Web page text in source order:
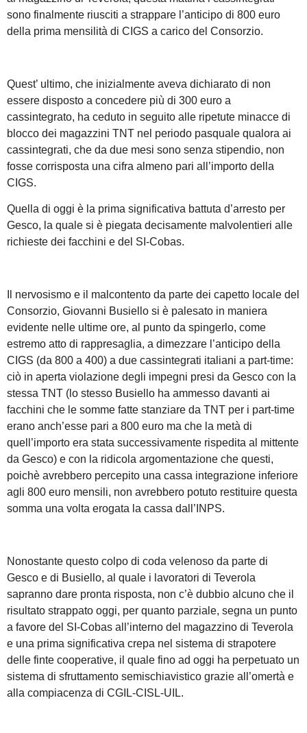
sono finalmente riusciti a strappare l’anticipo di 800 euro
della prima mensilità di CIGS a carico del Consorzio.
Quest’ ultimo, che inizialmente aveva dichiarato di non
essere disposto a concedere più di 300 euro a
cassintegrato, ha ceduto in seguito alle ripetute minacce di
blocco dei magazzini TNT nel periodo pasquale qualora ai
cassintegrati, che da due mesi sono senza stipendio, non
fosse corrisposta una cifra almeno pari all’importo della
CIGS.
Quella di oggi è la prima significativa battuta d’arresto per
Gesco, la quale si è piegata decisamente malvolentieri alle
richieste dei facchini e del SI-Cobas.
Il nervosismo e il malcontento da parte dei capetto locale del
Consorzio, Giovanni Busiello si è palesato in maniera
evidente nelle ultime ore, al punto da spingerlo, come
estremo atto di rappresaglia, a dimezzare l’anticipo della
CIGS (da 800 a 400) a due cassintegrati italiani a part-time:
ciò in aperta violazione degli impegni presi da Gesco con la
stessa TNT (lo stesso Busiello ha ammesso davanti ai
facchini che le somme fatte stanziare da TNT per i part-time
erano anch’esse pari a 800 euro ma che la metà di
quell’importo era stata successivamente rispedita al mittente
da Gesco) e con la ridicola argomentazione che questi,
poichè avrebbero percepito una cassa integrazione inferiore
agli 800 euro mensili, non avrebbero potuto restituire questa
somma una volta erogata la cassa dall’INPS.
Nonostante questo colpo di coda velenoso da parte di
Gesco e di Busiello, al quale i lavoratori di Teverola
sapranno dare pronta risposta, non c’è dubbio alcuno che il
risultato strappato oggi, per quanto parziale, segna un punto
a favore del SI-Cobas all’interno del magazzino di Teverola
e una prima significativa crepa nel sistema di strapotere
delle finte cooperative, il quale fino ad oggi ha perpetuato un
sistema di sfruttamento semischiavistico grazie all’omertà e
alla compiacenza di CGIL-CISL-UIL.